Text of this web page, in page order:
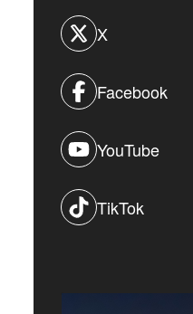
X
Facebook
YouTube
TikTok